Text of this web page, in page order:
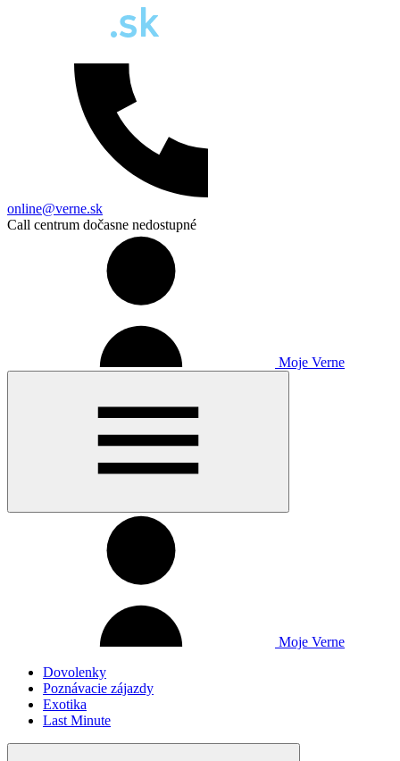
online@verne.sk
Call centrum dočasne nedostupné
Moje Verne
Moje Verne
Dovolenky
Poznávacie zájazdy
Exotika
Last Minute